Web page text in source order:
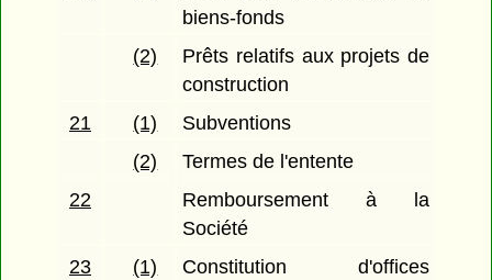
biens-fonds
(2)
Prêts relatifs aux projets de
construction
21
(1)
Subventions
(2)
Termes de l'entente
22
Remboursement à la
Société
23
(1)
Constitution d'offices